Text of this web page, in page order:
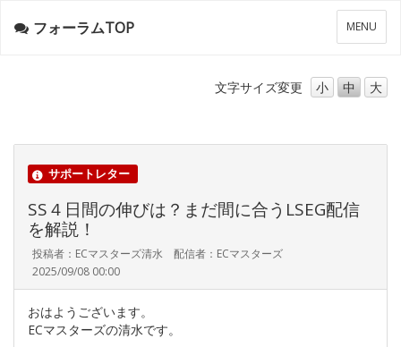
メ
ニ
ー
MENU
フォーラムTOP
文字サイズ変更 小 中 大
サポートレター
SS４日間の伸びは？まだ間に合うLSEG配信
を解説！
投稿者：ECマスターズ清水 配信者：ECマスターズ
2025/09/08 00:00
おはようございます。
ECマスターズの清水です。